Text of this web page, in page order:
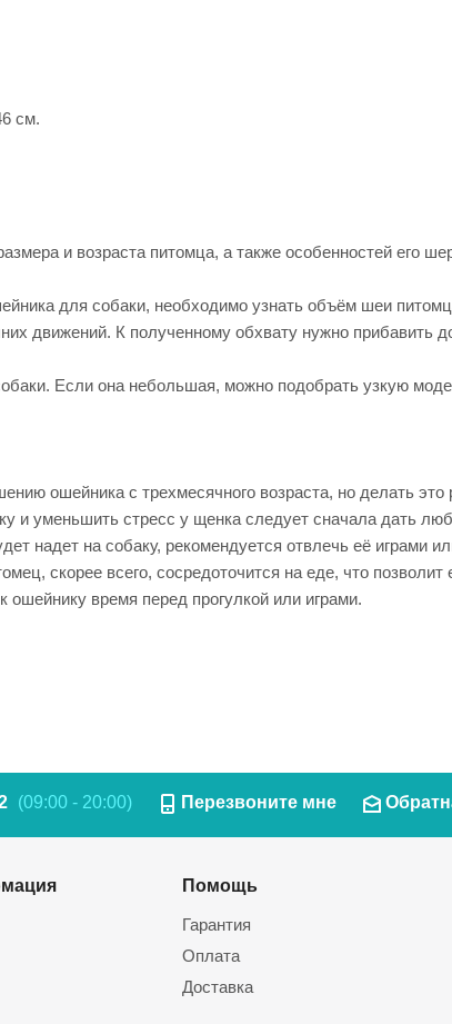
см.
и возраста питомца, а также особенностей его
для собаки, необходимо узнать объём шеи
движений. К полученному обхвату нужно
Если она небольшая, можно подобрать узкую
ошейника с трехмесячного возраста, но делать
и уменьшить стресс у щенка следует сначала дать
надет на собаку, рекомендуется отвлечь её
скорее всего, сосредоточится на еде, что
время перед прогулкой или играми.
(09:00 - 20:00) Перезвоните мне
Помощь
Гарантия
Оплата
Доставка